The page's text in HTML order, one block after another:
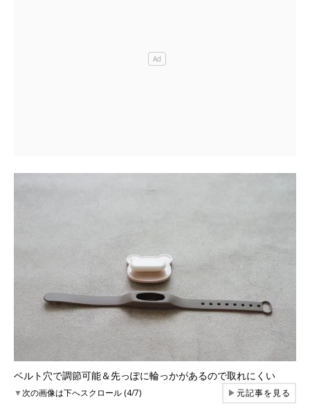
ベルト穴で調節可能＆先っぽに輪っかがあるので取れにくい
▼次の画像は下へスクロール (4/7) ▶元記事を見る